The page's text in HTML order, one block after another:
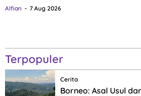
Alfian 7 Aug 2026
Terpopuler
Cerita
Borneo: Asal Usul